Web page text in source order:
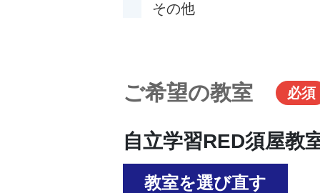
その他
ご希望の教室 必須
自立学習RED須屋教
教室を選び直す